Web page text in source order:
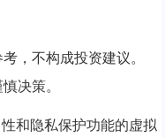
，不构成投资建议。
决策。
和隐私保护功能的虚拟